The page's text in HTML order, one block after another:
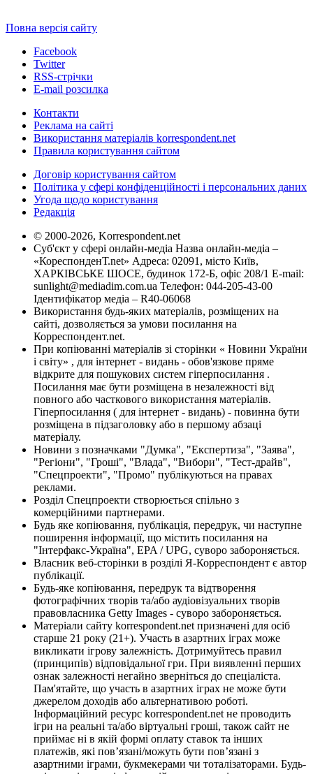
Повна версія сайту
Facebook
Twitter
RSS-стрічки
E-mail розсилка
Контакти
Реклама на сайті
Використання матеріалів korrespondent.net
Правила користування сайтом
Договір користування сайтом
Політика у сфері конфіденційності і персональних даних
Угода щодо користування
Редакція
© 2000-2026, Korrespondent.net
Суб'єкт у сфері онлайн-медіа Назва онлайн-медіа –
«КореспонденТ.net» Адреса: 02091, місто Київ,
ХАРКІВСЬКЕ ШОСЕ, будинок 172-Б, офіс 208/1 E-mail:
sunlight@mediadim.com.ua Телефон: 044-205-43-00
Ідентифікатор медіа – R40-06068
Використання будь-яких матеріалів, розміщених на
сайті, дозволяється за умови посилання на
Корреспондент.net.
При копіюванні матеріалів зі сторінки « Новини України
і світу» , для інтернет - видань - обов'язкове пряме
відкрите для пошукових систем гіперпосилання .
Посилання має бути розміщена в незалежності від
повного або часткового використання матеріалів.
Гіперпосилання ( для інтернет - видань) - повинна бути
розміщена в підзаголовку або в першому абзаці
матеріалу.
Новини з позначками "Думка", "Експертиза", "Заява",
"Регіони", "Гроші", "Влада", "Вибори", "Тест-драйв",
"Спецпроекти", "Промо" публікуються на правах
реклами.
Розділ Спецпроекти створюється спільно з
комерційними партнерами.
Будь яке копіювання, публікація, передрук, чи наступне
поширення інформації, що містить посилання на
"Інтерфакс-Україна", EPA / UPG, суворо забороняється.
Власник веб-сторінки в розділі Я-Корреспондент є автор
публікації.
Будь-яке копіювання, передрук та відтворення
фотографічних творів та/або аудіовізуальних творів
правовласника Getty Images - суворо забороняється.
Матеріали сайту korrespondent.net призначені для осіб
старше 21 року (21+). Участь в азартних іграх може
викликати ігрову залежність. Дотримуйтесь правил
(принципів) відповідальної гри. При виявленні перших
ознак залежності негайно зверніться до спеціаліста.
Пам'ятайте, що участь в азартних іграх не може бути
джерелом доходів або альтернативою роботі.
Інформаційний ресурс korrespondent.net не проводить
ігри на реальні та/або віртуальні гроші, також сайт не
приймає ні в якій формі оплату ставок та інших
платежів, які пов’язані/можуть бути пов’язані з
азартними іграми, букмекерами чи тоталізаторами. Будь-